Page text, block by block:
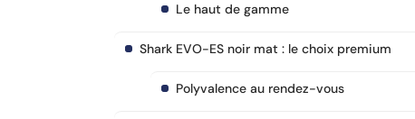
Le haut de gamme
Shark EVO-ES noir mat : le choix premium
Polyvalence au rendez-vous